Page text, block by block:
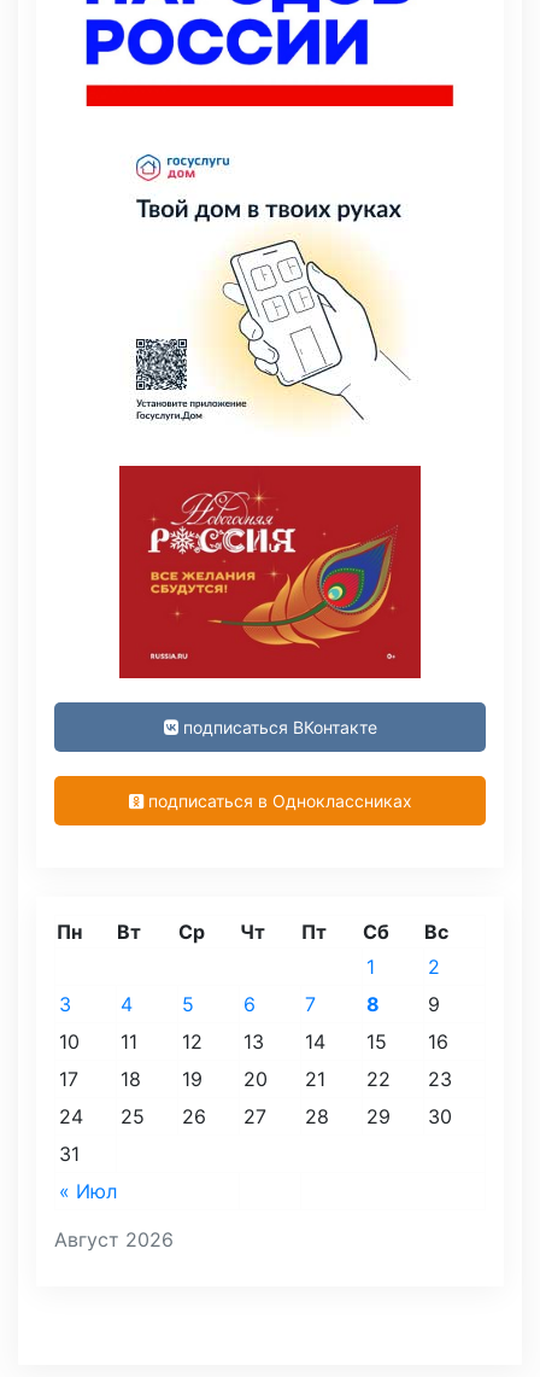
подписаться ВКонтакте
подписаться в Одноклассниках
Август 2026
Пн Вт Ср Чт Пт Сб Вс
« Июл
1
2
3
4 5 6 7 8
9
10
11 12 13 14 15
16
17
18 19 20 21 22
23
24
25 26 27 28 29
30
31